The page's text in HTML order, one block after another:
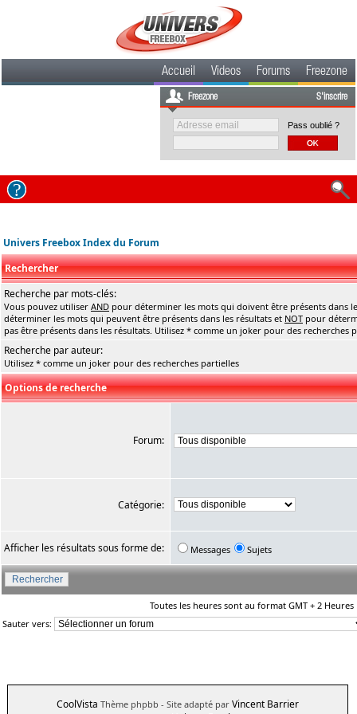
Accueil Videos Forums Freezone
Freezone S'inscrire
Pass oublié ?
Univers Freebox Index du Forum
Rechercher
Recherche par mots-clés:
Vous pouvez utiliser AND pour déterminer les mots qui doivent être présents dans
déterminer les mots qui peuvent être présents dans les résultats et NOT pour
pas être présents dans les résultats. Utilisez * comme un joker pour des recherches
Recherche par auteur:
Utilisez * comme un joker pour des recherches partielles
Options de recherche
Forum:
Catégorie:
Afficher les résultats sous forme de: Messages Sujets
Toutes les heures sont au format GMT + 2 Heures
Sauter vers:
CoolVista Thème phpbb - Site adapté par Vincent Barrier